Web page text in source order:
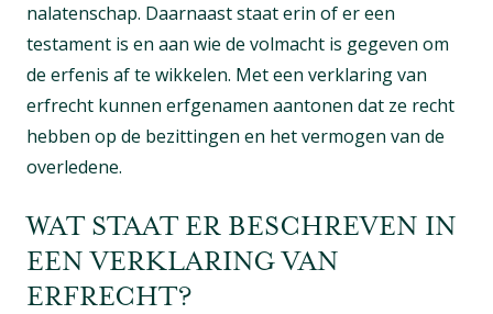
nalatenschap. Daarnaast staat erin of er een
testament is en aan wie de volmacht is gegeven om
de erfenis af te wikkelen. Met een verklaring van
erfrecht kunnen erfgenamen aantonen dat ze recht
hebben op de bezittingen en het vermogen van de
overledene.
WAT STAAT ER BESCHREVEN IN
EEN VERKLARING VAN
ERFRECHT?